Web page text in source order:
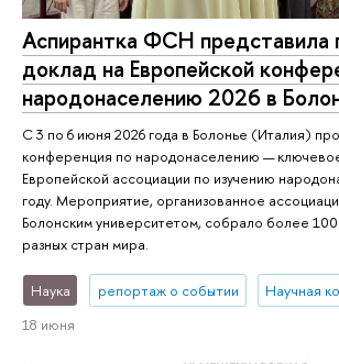
Аспирантка ФСН представила
доклад на Европейской
народонаселению 2026 в
С 3 по 6 июня 2026 года в Болонье (Италия)
конференция по народонаселению —
Европейской ассоциации по изучению
году. Мероприятие, организованное
Болонским университетом, собрало более
разных стран мира.
Наука репортаж о событии
Научная
18 июня